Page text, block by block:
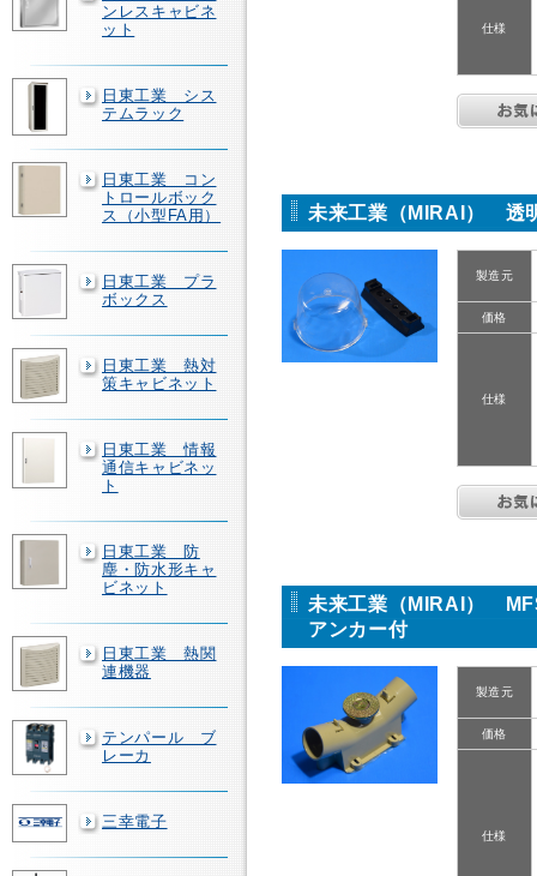
ンレスキャビネ
ット
日東工業 シス
テムラック
日東工業 コン
トロールボック
ス（小型FA用）
日東工業 プラ
ボックス
日東工業 熱対
策キャビネット
日東工業 情報
通信キャビネッ
ト
日東工業 防
塵・防水形キャ
ビネット
日東工業 熱関
連機器
テンパール ブ
レーカ
三幸電子
仕様
未来工業（MIRAI） 透
製造元
価格
仕様
未来工業（MIRAI）
アンカー付
製造元
価格
仕様